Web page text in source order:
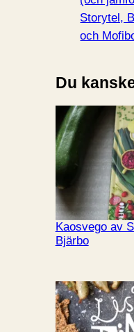
Storytel,
och
Du
Kaosvego av
Bjärbo